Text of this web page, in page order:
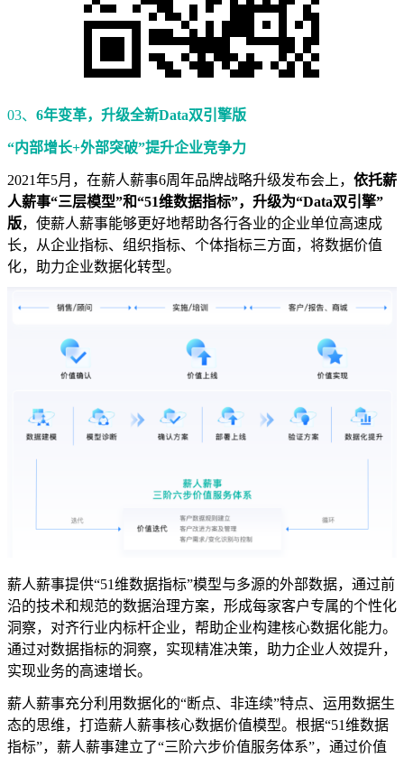
03、 6年变革，升级全新Data双引擎版
“内部增长+外部突破”提升企业竞争力
2021年5月，在薪人薪事6周年品牌战略升级发布会上， 依托薪
人薪事“三层模型”和“51维数据指标”，升级为“Data双引擎”
版，使薪人薪事能够更好地帮助各行各业的企业单位高速成
长，从企业指标、组织指标、个体指标三方面，将数据价值
化，助力企业数据化转型。
薪人薪事提供“51维数据指标”模型与多源的外部数据，通过前
沿的技术和规范的数据治理方案，形成每家客户专属的个性化
洞察，对齐行业内标杆企业，帮助企业构建核心数据化能力。
通过对数据指标的洞察，实现精准决策，助力企业人效提升，
实现业务的高速增长。
薪人薪事充分利用数据化的“断点、非连续”特点、运用数据生
态的思维，打造薪人薪事核心数据价值模型。根据“51维数据
指标”，薪人薪事建立了“三阶六步价值服务体系”，通过价值